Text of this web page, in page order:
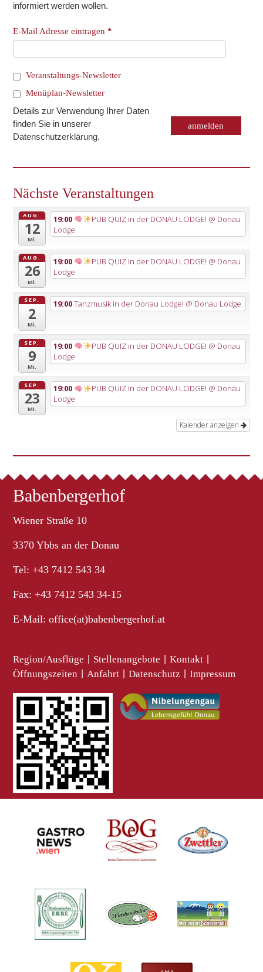
informiert werden wollen.
E-Mail Adresse eintragen*
Veranstaltungs-Newsletter
Menüplan-Newsletter
Details zur Verwendung Ihrer Daten
finden Sie in unserer
Datenschutzerklärung.
Nächste Veranstaltungen
AUG.
12
Mi.
19:00 PUB QUIZ in der DONAU LODGE! @ Donau
Lodge
AUG.
26
Mi.
19:00 PUB QUIZ in der DONAU LODGE! @ Donau
Lodge
SEP.
2
Mi.
19:00Tanzmusik in der Donau Lodge! @ Donau Lodge
SEP.
9
Mi.
19:00 PUB QUIZ in der DONAU LODGE! @ Donau
Lodge
SEP.
23
Mi.
19:00 PUB QUIZ in der DONAU LODGE! @ Donau
Lodge
Kalender anzeigen
Babenbergerhof
Wiener Straße 10
3370 Ybbs an der Donau
Tel: +43 7412 543 34
Fax: +43 7412 543 34-15
E-Mail:office(at)babenbergerhof.at
Region/Ausflüge Stellenangebote Kontakt
Öffnungszeiten Anfahrt Datenschutz Impressum